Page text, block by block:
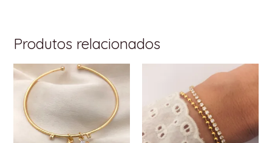
Produtos relacionados